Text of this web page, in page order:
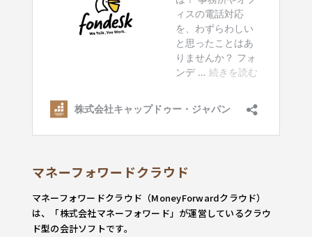
マネーフォワードクラウド
マネーフォワードクラウド（MoneyForwardクラウド）
は、「株式会社マネーフォワード」が運営しているクラウ
ド型の会計ソフトです。